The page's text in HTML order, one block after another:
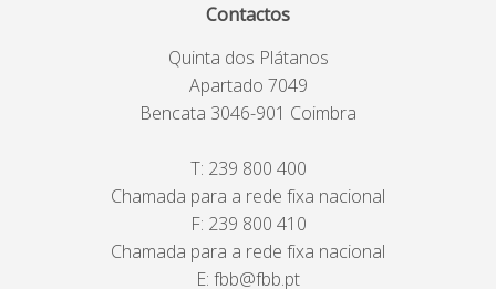
Contactos
Quinta dos Plátanos
Apartado 7049
Bencata 3046-901 Coimbra
T: 239 800 400
Chamada para a rede fixa nacional
F: 239 800 410
Chamada para a rede fixa nacional
E: fbb@fbb.pt